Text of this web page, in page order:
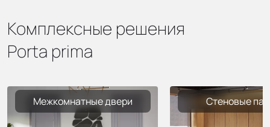
Комплексные решения
Porta prima
Межкомнатные двери Стеновые